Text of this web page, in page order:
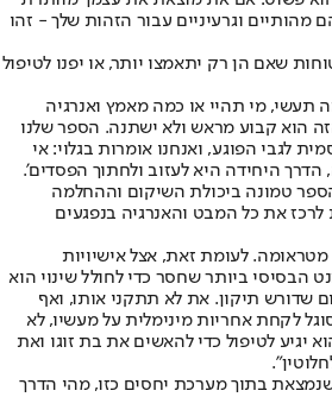
מהותיים וגרעיניים עבור הזהות שלך - זהו
שאם הן רק יתאמצו יותר, או יפנו לטיפול
תעשי, מי תהיי או כמה מאמץ ואנרגיה
הוא קבוע מראש ולא ישתנה. הספר שלנו
לגבי הפוגע, ואנחנו אומרות בגלוי: אי
היחידה היא לעזוב ולחתוך הפסדים'.
טמונה ביכולת השיקום וההחלמה
את כל המבט והאנרגיה בנפגעים
לעומת זאת, אצל אישיויות
הבסיסי ביותר שחסר כדי לחולל שינוי הוא
שדורש תיקון. את לא תתקני אותו, ואף
לקחת אחריות מינימלית על מעשיו, לא
יגיע לטיפול כדי להאשים את בת זוגו ואת
בתוך מערכת יחסים כזו, מהי הדרך